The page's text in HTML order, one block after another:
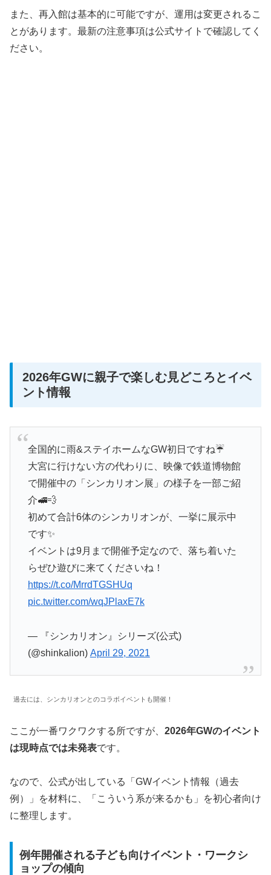
また、再入館は基本的に可能ですが、運用は変更されるこ
とがあります。最新の注意事項は公式サイトで確認してく
ださい。
2026年GWに親子で楽しむ見どころとイベ
ント情報
全国的に雨&ステイホームなGW初日ですね☔️
大宮に行けない方の代わりに、映像で鉄道博物館
で開催中の「シンカリオン展」の様子を一部ご紹
介🚅💨
初めて合計6体のシンカリオンが、一挙に展示中
です✨
イベントは9月まで開催予定なので、落ち着いた
らぜひ遊びに来てくださいね！
https://t.co/MrrdTGSHUq
pic.twitter.com/wqJPlaxE7k
— 『シンカリオン』シリーズ(公式)
(@shinkalion) April 29, 2021
過去には、シンカリオンとのコラボイベントも開催！
ここが一番ワクワクする所ですが、 2026年GWのイベント
は現時点では未発表です。
なので、公式が出している「GWイベント情報（過去
例）」を材料に、「こういう系が来るかも」を初心者向け
に整理します。
例年開催される子ども向けイベント・ワークシ
ョップの傾向